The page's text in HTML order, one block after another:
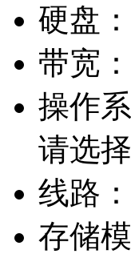
硬盘：
带宽：
操作
请选
线路：
存储